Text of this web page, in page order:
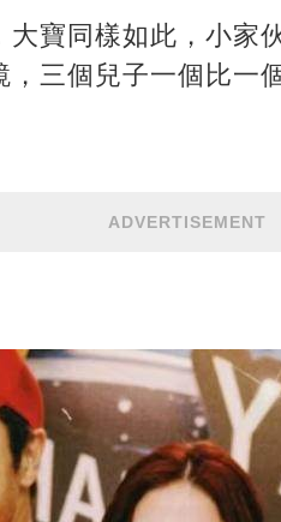
寶同樣如此，小家
三個兒子一個比一
ADVERTISEMENT